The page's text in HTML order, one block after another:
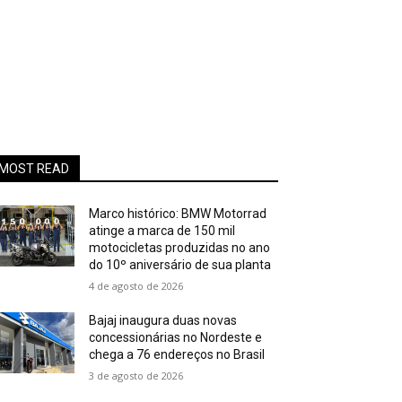
MOST READ
Marco histórico: BMW Motorrad
atinge a marca de 150 mil
motocicletas produzidas no ano
do 10º aniversário de sua planta
4 de agosto de 2026
Bajaj inaugura duas novas
concessionárias no Nordeste e
chega a 76 endereços no Brasil
3 de agosto de 2026